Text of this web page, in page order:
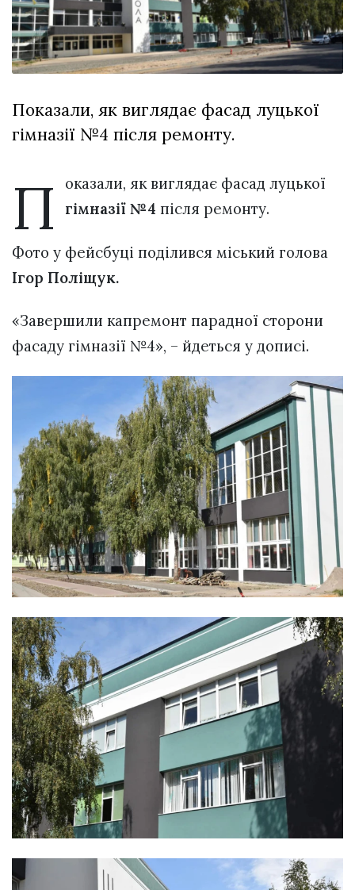
XIX
Спартакіада
VolWe...
29 Липня 2026
553 переглядів
Всі розділи
Персона
Лайф
ZONE 18+
Контакти
Політика конфіденційності
Показали, як виглядає фасад луцької
гімназії №4 після ремонту.
П
оказали, як виглядає фасад луцької
гімназії №4 після ремонту.
Фото у фейсбуці поділився міський голова
Ігор Поліщук.
«Завершили капремонт парадної сторони
фасаду гімназії №4», – йдеться у дописі.